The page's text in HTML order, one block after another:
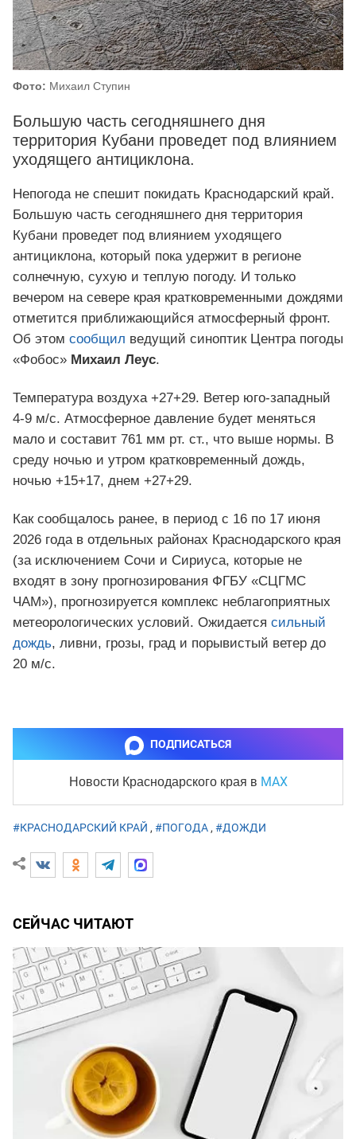
Фото: Михаил Ступин
Большую часть сегодняшнего дня
территория Кубани проведет под влиянием
уходящего антициклона.
Непогода не спешит покидать Краснодарский край.
Большую часть сегодняшнего дня территория
Кубани проведет под влиянием уходящего
антициклона, который пока удержит в регионе
солнечную, сухую и теплую погоду. И только
вечером на севере края кратковременными дождями
отметится приближающийся атмосферный фронт.
Об этом сообщил ведущий синоптик Центра погоды
«Фобос» Михаил Леус.
Температура воздуха +27+29. Ветер юго-западный
4-9 м/с. Атмосферное давление будет меняться
мало и составит 761 мм рт. ст., что выше нормы. В
среду ночью и утром кратковременный дождь,
ночью +15+17, днем +27+29.
Как сообщалось ранее, в период с 16 по 17 июня
2026 года в отдельных районах Краснодарского края
(за исключением Сочи и Сириуса, которые не
входят в зону прогнозирования ФГБУ «СЦГМС
ЧАМ»), прогнозируется комплекс неблагоприятных
метеорологических условий. Ожидается сильный
дождь, ливни, грозы, град и порывистый ветер до
20 м/с.
ПОДПИСАТЬСЯ
Новости Краснодарского края в MAX
#КРАСНОДАРСКИЙ КРАЙ , #ПОГОДА, #ДОЖДИ
СЕЙЧАС ЧИТАЮТ